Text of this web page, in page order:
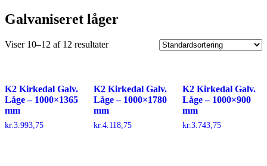
Galvaniseret låger
Viser 10–12 af 12 resultater
K2 Kirkedal Galv.
Låge – 1000×1365
mm
kr.3.993,75
K2 Kirkedal Galv.
Låge – 1000×1780
mm
kr.4.118,75
K2 Kirkedal Galv.
Låge – 1000×900
mm
kr.3.743,75